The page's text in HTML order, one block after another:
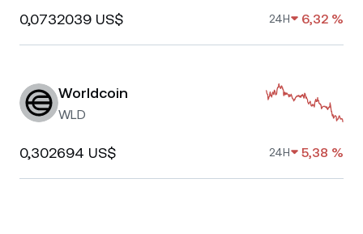
0,0732039 US$ 24H 6,32 %
Worldcoin
WLD
0,302694 US$ 24H 5,38 %